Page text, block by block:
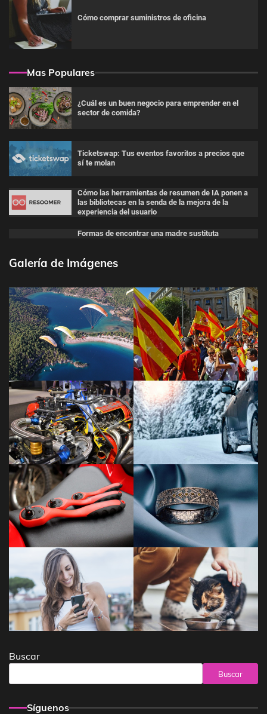
Cómo comprar suministros de oficina
Mas Populares
¿Cuál es un buen negocio para emprender en el
sector de comida?
Ticketswap: Tus eventos favoritos a precios que
sí te molan
Cómo las herramientas de resumen de IA ponen a
las bibliotecas en la senda de la mejora de la
experiencia del usuario
Formas de encontrar una madre sustituta
Galería de Imágenes
Buscar
Buscar
Síguenos